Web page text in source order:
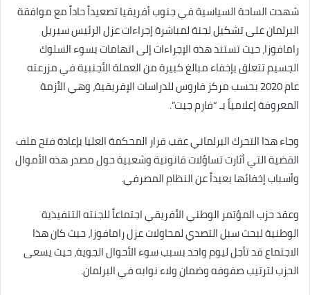
شهدت الساحة السياسية في جنوب أفريقيا تصعيداً حاداً مع موافقة
البرلمان على تشكيل لجنة لمباشرة إجراءات عزل الرئيس سيريل
رامافوزا، حيث تستند هذه الإجراءات إلى اتهامات بسوء السلوك
الجسيم تتعلق بإخفاء مبالغ كبيرة من العملة الأجنبية في مزرعته
عام 2020 بحسب مركز فاروس للدراسات الإفريقية، وهي الأزمة
المعروفة إعلامياً بـ “فارم جيت”.
وجاء هذا التحرك البرلماني عقب قرار المحكمة العليا بإعادة فتح ملف
القضية التي أثارت تساؤلات قانونية وشعبية حول مصدر هذه الأموال
وأسباب إخفائها بعيداً عن النظام المصرفي.
وعقد حزب المؤتمر الوطني الأفريقي اجتماعاً للجنته التنفيذية
الوطنية لبحث سبل التصدي لمحاولات عزل رامافوزا، حيث كان هذا
الاجتماع قد تأجل ليوم واحد بسبب سوء الأحوال الجوية، حيث يسعى
الحزب لترتيب صفوفه وضمان ولاء نوابه في البرلمان.